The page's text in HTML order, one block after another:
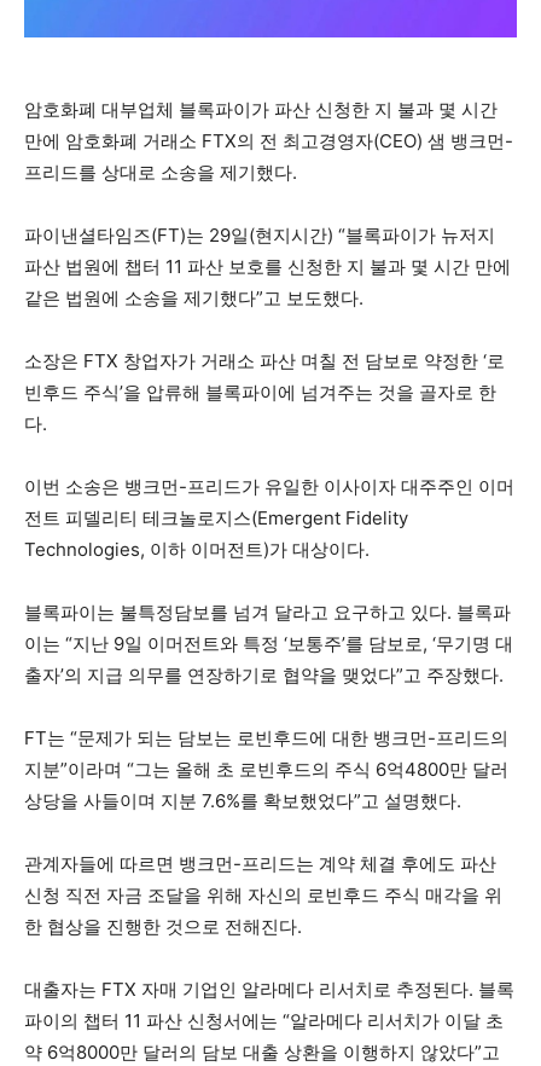
암호화폐 대부업체 블록파이가 파산 신청한 지 불과 몇 시간
만에 암호화폐 거래소 FTX의 전 최고경영자(CEO) 샘 뱅크먼-
프리드를 상대로 소송을 제기했다.
파이낸셜타임즈(FT)는 29일(현지시간) “블록파이가 뉴저지
파산 법원에 챕터 11 파산 보호를 신청한 지 불과 몇 시간 만에
같은 법원에 소송을 제기했다”고 보도했다.
소장은 FTX 창업자가 거래소 파산 며칠 전 담보로 약정한 ‘로
빈후드 주식’을 압류해 블록파이에 넘겨주는 것을 골자로 한
다.
이번 소송은 뱅크먼-프리드가 유일한 이사이자 대주주인 이머
전트 피델리티 테크놀로지스(Emergent Fidelity
Technologies, 이하 이머전트)가 대상이다.
블록파이는 불특정담보를 넘겨 달라고 요구하고 있다. 블록파
이는 “지난 9일 이머전트와 특정 ‘보통주’를 담보로, ‘무기명 대
출자’의 지급 의무를 연장하기로 협약을 맺었다”고 주장했다.
FT는 “문제가 되는 담보는 로빈후드에 대한 뱅크먼-프리드의
지분”이라며 “그는 올해 초 로빈후드의 주식 6억4800만 달러
상당을 사들이며 지분 7.6%를 확보했었다”고 설명했다.
관계자들에 따르면 뱅크먼-프리드는 계약 체결 후에도 파산
신청 직전 자금 조달을 위해 자신의 로빈후드 주식 매각을 위
한 협상을 진행한 것으로 전해진다.
대출자는 FTX 자매 기업인 알라메다 리서치로 추정된다. 블록
파이의 챕터 11 파산 신청서에는 “알라메다 리서치가 이달 초
약 6억8000만 달러의 담보 대출 상환을 이행하지 않았다”고